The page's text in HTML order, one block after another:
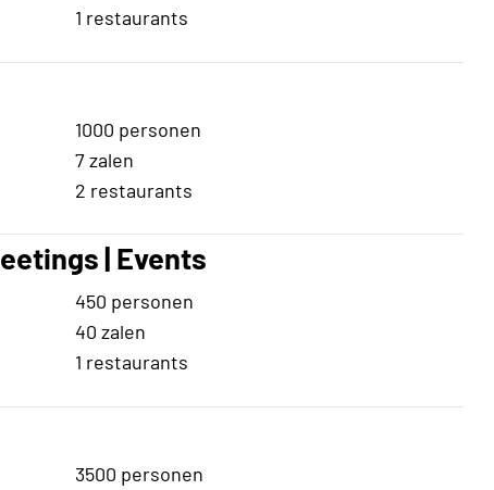
1 restaurants
1000 personen
7 zalen
2 restaurants
| Events
450 personen
40 zalen
1 restaurants
3500 personen